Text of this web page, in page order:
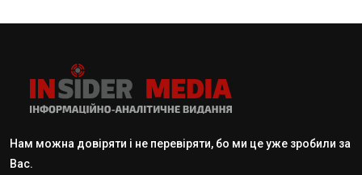
Нам можна довіряти і не перевіряти, бо ми це уже зробили за
Вас.